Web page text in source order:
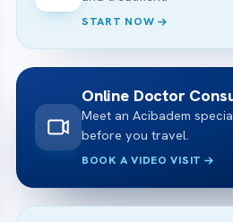
START NOW
Online Doctor
Meet an Acibadem
before you travel.
BOOK A VIDEO VISIT